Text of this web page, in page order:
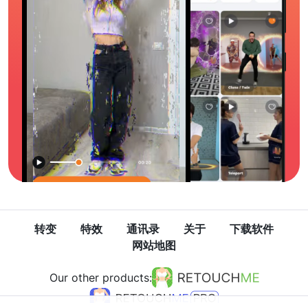
转变 特效 通讯录 关于
下载软件
网站地图
Our other products: